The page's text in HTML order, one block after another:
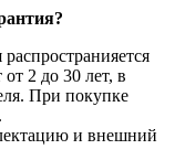
2 до 30 лет, в
При покупке
и внешний